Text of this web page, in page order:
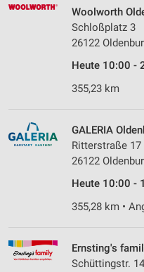
Woolworth
Schloßplatz 3
26122
Heute 10:00 -
355,23 km
GALERIA
Ritterstraße 17
26122
Heute 10:00 -
355,28 km •
Ernsting's
Schüttingstr. 14